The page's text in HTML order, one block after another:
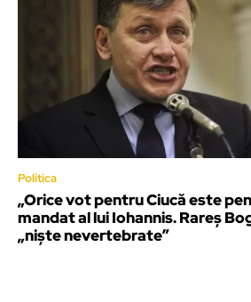
Politica
„Orice vot pentru Ciucă este
mandat al lui Iohannis. Rareș
„niște nevertebrate”